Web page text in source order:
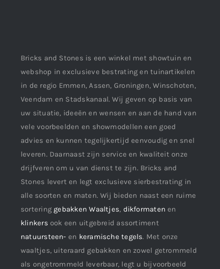
Bricks and Stones is een winkel met showtuin en
webshop in exclusieve bestrating en tuinartikelen
in de regio Emmen, Assen, Groningen, Winschoten,
Veendam en Stadskanaal. Wij geven op basis van
uw situatie, ideeën en wensen en aan de hand van
vele voorbeelden en showmodellen een goed
advies en kunnen tegelijkertijd eenvoudig en snel
leveren. Daarnaast zijn service en kwaliteit onze
drijfveren om u van dienst te zijn. Bricks and
Stones levert en legt exclusieve sierbestrating in
alle soorten en maten. Wij bieden naast een ruime
sortering gebakken Waaltjes, dikformaten en
klinkers ook een uitgebreid assortiment
natuursteen- en keramische tegels. Met onze
waaltjes, uiteraard gebakken en zowel getrommeld
als ongetrommeld leverbaar, legt u bijvoorbeeld